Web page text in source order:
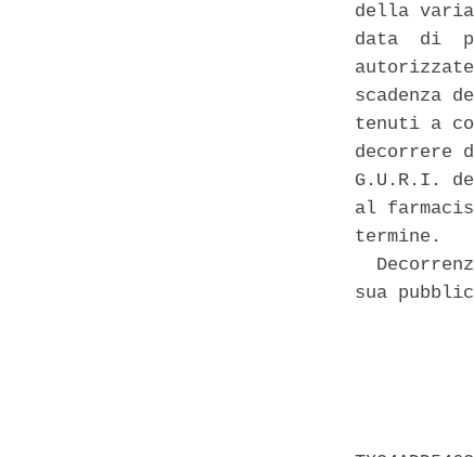
della
data  di
scadenza
tenuti a
decorrere
G.U.R.I.
al
termine.
sua